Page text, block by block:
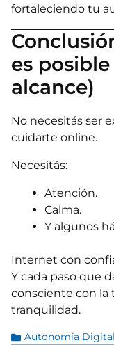
fortaleciendo tu
es
alcance)
No necesitás ser
cuidarte online.
Necesitás:
Atención.
Calma.
Y algunos
Internet con
Y cada paso que
consciente con la
tranquilidad.
Autonomía Digital